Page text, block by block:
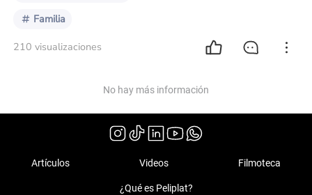
Familia
210 visualizaciones
No hay más información
Artículos Videos Filmoteca
¿Qué es Peliplat?